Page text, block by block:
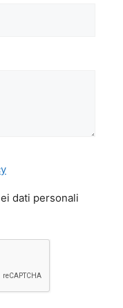
dati personali